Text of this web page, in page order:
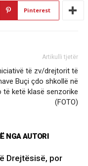
Pinterest
Artikulli tjetër
të zv/drejtorit të
Buçi çdo shkollë në
të ketë klasë senzorike
(FOTO)
NGA AUTORI
Drejtësisë, por